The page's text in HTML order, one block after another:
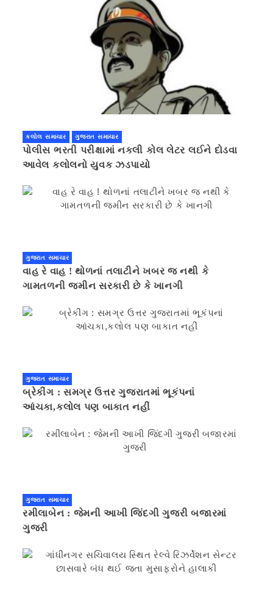
કલોલ સમાચાર ગુજરાત સમાચાર
પોલીસ ભરતી પરીક્ષામાં નકલી કોલ લેટર લઈને દોડવા
આવેલ કલોલનો યુવક ઝડપાયો
ગુજરાત સમાચાર
વાહ રે વાહ ! થોળનાં તલાટીને ખબર જ નથી કે
ગામતળની જમીન સરકારી છે કે ખાનગી
ગુજરાત સમાચાર
બ્રેકીંગ : સમગ્ર ઉત્તર ગુજરાતમાં ભૂકંપનાં
આંચકા,કલોલ પણ બાકાત નહીં
ગુજરાત સમાચાર
રમીલાબેન : જેમની આખી જિંદગી ગુજરી બજારમાં
ગુજરી